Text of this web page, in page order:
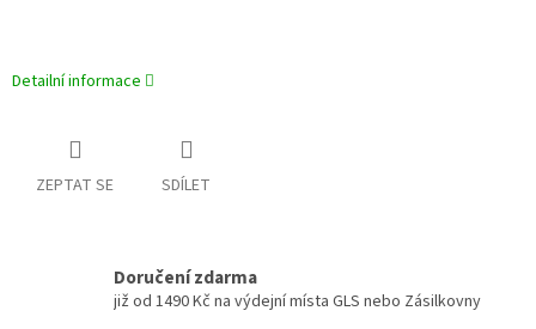
Detailní informace
ZEPTAT SE SDÍLET
Doručení zdarma
již od 1490 Kč na výdejní místa GLS nebo Zásilkovny